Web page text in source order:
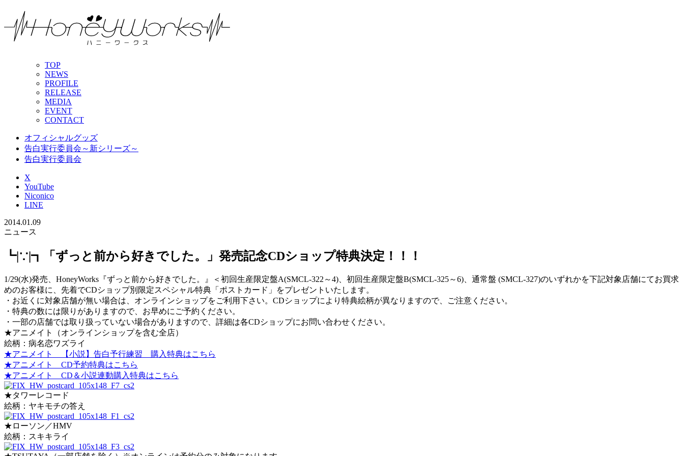
TOP
NEWS
PROFILE
RELEASE
MEDIA
EVENT
CONTACT
オフィシャルグッズ
告白実行委員会～新シリーズ～
告白実行委員会
X
YouTube
Niconico
LINE
2014.01.09
ニュース
┗|∵|┓「ずっと前から好きでした。」発売記念CDショップ特典決定！！！
1/29(水)発売、HoneyWorks『ずっと前から好きでした。』＜初回生産限定盤A(SMCL-322～4)、初回生産限定盤B(SMCL-325～6)、通常盤 (SMCL-327)のいずれかを下記対象店舗にてお買求
めのお客様に、先着でCDショップ別限定スペシャル特典「ポストカード」をプレゼントいたします。
・お近くに対象店舗が無い場合は、オンラインショップをご利用下さい。CDショップにより特典絵柄が異なりますので、ご注意ください。
・特典の数には限りがありますので、お早めにご予約ください。
・一部の店舗では取り扱っていない場合がありますので、詳細は各CDショップにお問い合わせください。
★アニメイト（オンラインショップを含む全店）
絵柄：病名恋ワズライ
★アニメイト 【小説】告白予行練習 購入特典はこちら
★アニメイト CD予約特典はこちら
★アニメイト CD＆小説連動購入特典はこちら
★タワーレコード
絵柄：ヤキモチの答え
★ローソン／HMV
絵柄：スキキライ